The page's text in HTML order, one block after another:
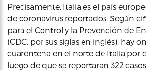
Precisamente, Italia es el país
de coronavirus reportados. Según
para el Control y la Prevención de
(CDC, por sus siglas en inglés), hay
cuarentena en el norte de Italia por
luego de que se reportaran 322